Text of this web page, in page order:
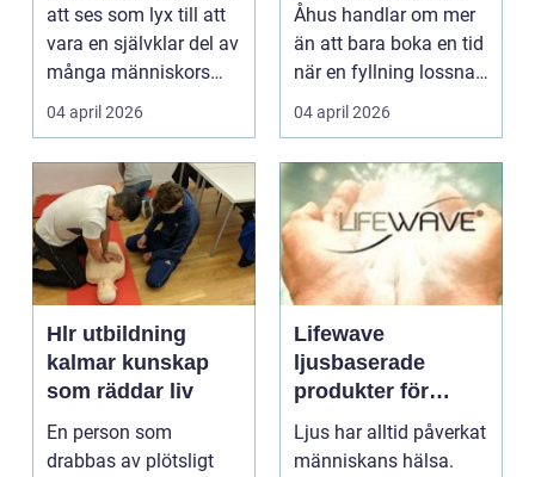
att ses som lyx till att
vara en självklar del av
många människors
friskvård. ...
04 april 2026
Åhus handlar om mer
än att bara boka en tid
när en fyllning lossnar
eller en ...
04 april 2026
Hlr utbildning
kalmar kunskap
som räddar liv
En person som
drabbas av plötsligt
Lifewave
ljusbaserade
produkter för
hälsa och
välbefinnande
Ljus har alltid påverkat
människans hälsa.